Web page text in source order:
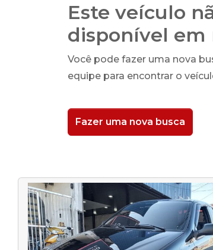
Este veículo
disponível em
Você pode fazer uma nova
equipe para encontrar o
Fazer uma nova busca